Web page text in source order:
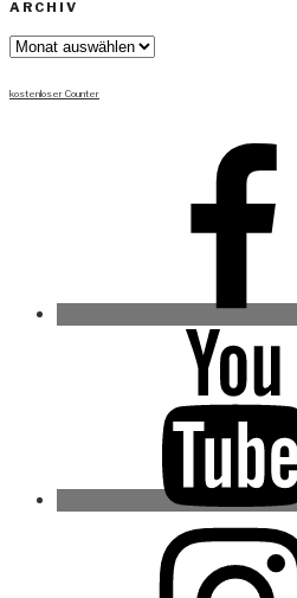
ARCHIV
Archiv
kostenloser Counter